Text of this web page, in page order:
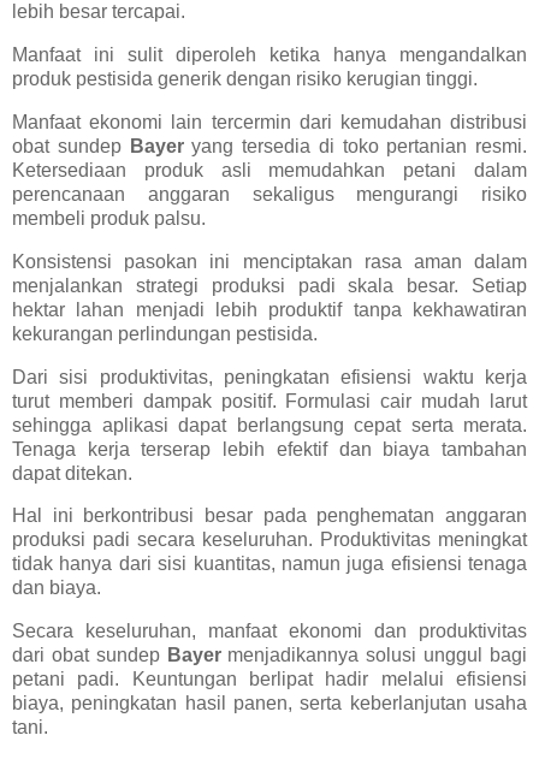
lebih besar tercapai.
Manfaat ini sulit diperoleh ketika hanya mengandalkan
produk pestisida generik dengan risiko kerugian tinggi.
Manfaat ekonomi lain tercermin dari kemudahan distribusi
obat sundep Bayeryang tersedia di toko pertanian resmi.
Ketersediaan produk asli memudahkan petani dalam
perencanaan anggaran sekaligus mengurangi risiko
membeli produk palsu.
Konsistensi pasokan ini menciptakan rasa aman dalam
menjalankan strategi produksi padi skala besar. Setiap
hektar lahan menjadi lebih produktif tanpa kekhawatiran
kekurangan perlindungan pestisida.
Dari sisi produktivitas, peningkatan efisiensi waktu kerja
turut memberi dampak positif. Formulasi cair mudah larut
sehingga aplikasi dapat berlangsung cepat serta merata.
Tenaga kerja terserap lebih efektif dan biaya tambahan
dapat ditekan.
Hal ini berkontribusi besar pada penghematan anggaran
produksi padi secara keseluruhan. Produktivitas meningkat
tidak hanya dari sisi kuantitas, namun juga efisiensi tenaga
dan biaya.
Secara keseluruhan, manfaat ekonomi dan produktivitas
dari obat sundepBayer menjadikannya solusi unggul bagi
petani padi. Keuntungan berlipat hadir melalui efisiensi
biaya, peningkatan hasil panen, serta keberlanjutan usaha
tani.